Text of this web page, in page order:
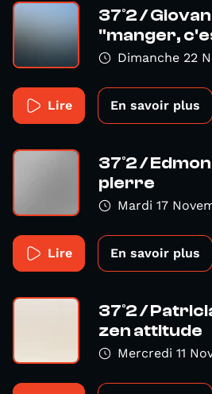
37°2 /
"manger,
Dimanche 22
Lire En savoir plus
37°2 /
pierre
Mardi 17
Lire En savoir plus
37°2 /
zen attitude
Mercredi 11